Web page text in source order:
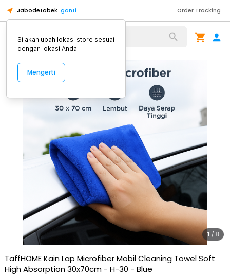
Jabodetabek ganti Order Tracking
Alat Kopi
1 / 8
TaffHOME Kain Lap Microfiber Mobil Cleaning Towel Soft
High Absorption 30x70cm - H-30 - Blue
Silakan ubah lokasi store sesuai
dengan lokasi Anda.
Mengerti